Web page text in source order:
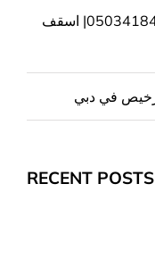
تركيب فورسيلنج في ام القيوين |0503418441| اسقف
RECENT POSTS